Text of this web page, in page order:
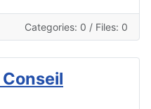
Categories: 0 / Files: 0